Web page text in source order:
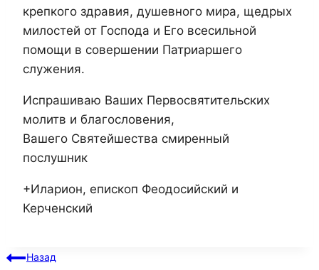
крепкого здравия, душевного мира, щедрых
милостей от Господа и Его всесильной
помощи в совершении Патриаршего
служения.
Испрашиваю Ваших Первосвятительских
молитв и благословения,
Вашего Святейшества смиренный
послушник
+Иларион, епископ Феодосийский и
Керченский
Навигация
Назад